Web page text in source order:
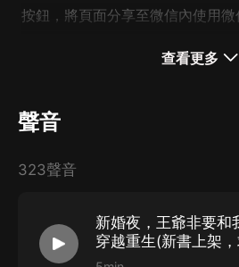
按鈕，將頁面分享至微信內使用微
在線客服；
【喜馬拉雅APP】公眾號，通過
第三步：如果在線客服都未取得
話：400-838-5616
查看更多
聲音
323聲音
新婚夜，王爺非要和
穿越重生(新書上架
閱，點讚，評論）